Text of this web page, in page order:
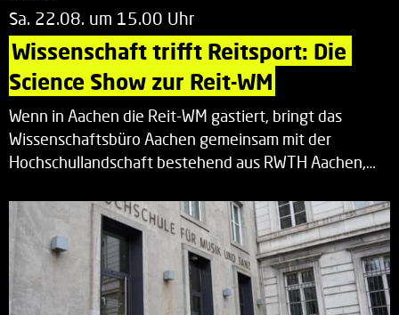
Sa. 22.08. um 15.00 Uhr
Wissenschaft trifft Reitsport: Die
Science Show zur Reit-WM
Wenn in Aachen die Reit-WM gastiert, bringt das
Wissenschaftsbüro Aachen gemeinsam mit der
Hochschullandschaft bestehend aus RWTH Aachen,…